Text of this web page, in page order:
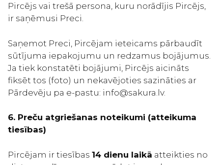
Pircējs vai trešā persona, kuru norādījis Pircējs,
ir saņēmusi Preci.
Saņemot Preci, Pircējam ieteicams pārbaudīt
sūtījuma iepakojumu un redzamus bojājumus.
Ja tiek konstatēti bojājumi, Pircējs aicināts
fiksēt tos (foto) un nekavējoties sazināties ar
Pārdevēju pa e-pastu: info@sakura.lv.
6. Preču atgriešanas noteikumi (atteikuma
tiesības)
Pircējam ir tiesības 14 dienu laikā atteikties no